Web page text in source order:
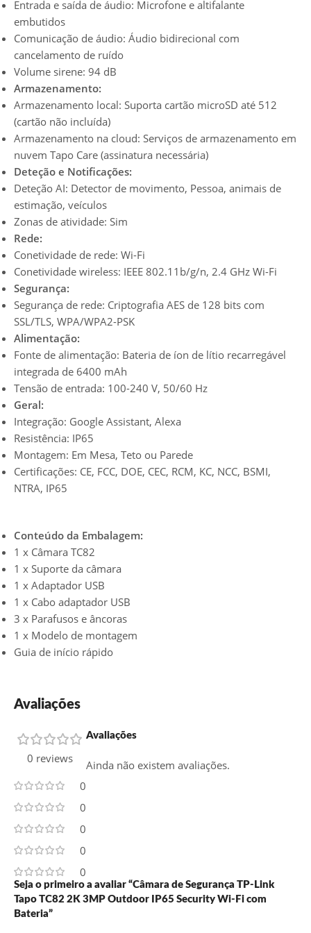
Entrada e saída de áudio: Microfone e altifalante
embutidos
Comunicação de áudio: Áudio bidirecional com
cancelamento de ruído
Volume sirene: 94 dB
Armazenamento:
Armazenamento local: Suporta cartão microSD até 512
(cartão não incluída)
Armazenamento na cloud: Serviços de armazenamento em
nuvem Tapo Care (assinatura necessária)
Deteção e Notificações:
Deteção AI: Detector de movimento, Pessoa, animais de
estimação, veículos
Zonas de atividade: Sim
Rede:
Conetividade de rede: Wi-Fi
Conetividade wireless: IEEE 802.11b/g/n, 2.4 GHz Wi-Fi
Segurança:
Segurança de rede: Criptografia AES de 128 bits com
SSL/TLS, WPA/WPA2-PSK
Alimentação:
Fonte de alimentação: Bateria de íon de lítio recarregável
integrada de 6400 mAh
Tensão de entrada: 100-240 V, 50/60 Hz
Geral:
Integração: Google Assistant, Alexa
Resistência: IP65
Montagem: Em Mesa, Teto ou Parede
Certificações: CE, FCC, DOE, CEC, RCM, KC, NCC, BSMI,
NTRA, IP65
Conteúdo da Embalagem:
1 x Câmara TC82
1 x Suporte da câmara
1 x Adaptador USB
1 x Cabo adaptador USB
3 x Parafusos e âncoras
1 x Modelo de montagem
Guia de início rápido
Avaliações
0 reviews
0
0
0
0
0
Avaliações
Ainda não existem avaliações.
Seja o primeiro a avaliar “Câmara de Segurança TP-Link
Tapo TC82 2K 3MP Outdoor IP65 Security Wi-Fi com
Bateria”